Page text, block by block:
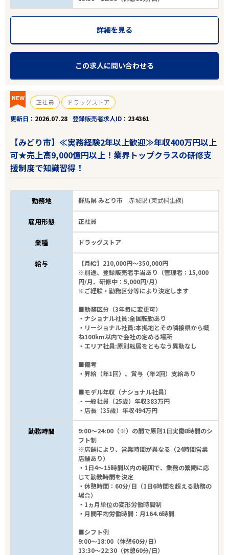
エリアで探す 駅から探す
群馬
みどり市
業種
こだわり条件
13件 から検索する
詳細を見る
この求人に問い合わせる
NEW 正社員
ドラッグストア
更新日
2026.07.28 登録販売者求人ID 234361
【みどり市】≪実務経験2年以上歓迎≫年収400万円以上
可★売上高9,000億円以上！業界トップクラスの研修支
援制度で知識習得！
勤務地 群馬県 みどり市赤城駅 (東武桐生線)
雇用形態 正社員
業種 ドラッグストア
給与
【月給】210,000円～350,000円
※別途、登録販売者手当あり（管理者：15,000
円/月、研修中：5,000円/月）
※ご経験・勤務区分等により決定します
■勤務区分（3年毎に変更可）
・ナショナル社員:全国転勤あり
・リージョナル社員:本拠地とその隣接県から概
ね100km以内で会社の定める場所
・エリア社員:原則転居をともなう異動なし
■備考
・昇給（年1回）、賞与（年2回）支給あり
■モデル年収（ナショナル社員）
・一般社員（25歳）年収383万円
・店長（35歳）年収494万円
勤務時間
9:00～24:00（※）の間で原則1日実働8時間のシ
フト制
※店舗により、営業時間が異なる（24時間営業
店舗あり）
・1日4～15時間以内の範囲で、業務の繁閑に応
じて勤務時間を決定
・休憩時間：60分/日（1日6時間を超える勤務の
場合）
・1ヵ月単位の変形労働時間制
・月間平均労働時間：月164.6時間
■シフト例
9:00～18:00（休憩60分/日）
13:30～22:30（休憩60分/日）